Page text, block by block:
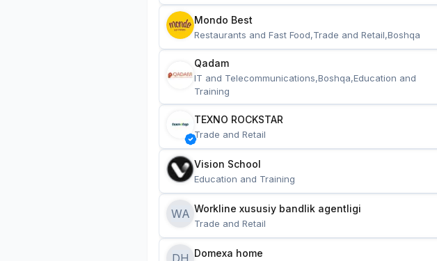
Mondo Best
Restaurants and Fast Food,Trade and Retail,Boshqa
Qadam
IT and Telecommunications,Boshqa,Education and
Training
TEXNO ROCKSTAR
Trade and Retail
Vision School
Education and Training
WA Workline xususiy bandlik agentligi
Trade and Retail
DH Domexa home